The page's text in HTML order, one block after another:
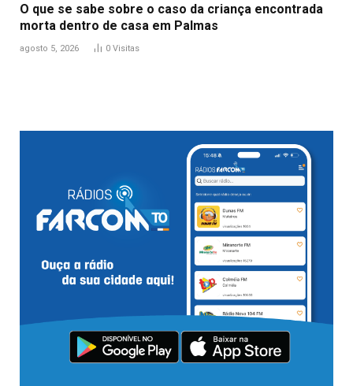
O que se sabe sobre o caso da criança encontrada
morta dentro de casa em Palmas
agosto 5, 2026 0 Visitas